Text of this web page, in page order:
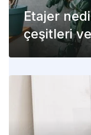
Etajer
çeşitleri
alanları